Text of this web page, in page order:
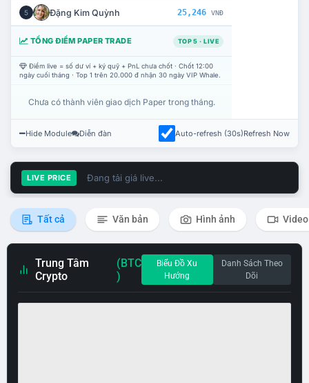
5 Đặng Kim Quỳnh 25,246 VNĐ
TỔNG ĐIỂM PAPER TRADE TOP 5 · LIVE
Điểm live = số dư ví + ký quỹ + PnL chưa chốt · Chốt 12:00
ngày cuối tháng · Top 1 trên 20.000 đ nhận 30 ngày VIP Whale.
Chưa có thành viên giao dịch Paper trong tháng.
Hide Module Diễn đàn Auto-refresh (30s)Refresh Now
LIVE PRICE Đang tải giá live...
Tất cả Văn bản Hình ảnh Video
Trung Tâm
Crypto
(BTC
)
Biểu Đồ Xu
Hướng
Danh Sách Theo
Dõi